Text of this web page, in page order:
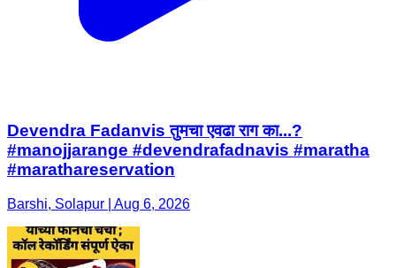
Devendra Fadanvis तुमचा एवढा राग का...?
#manojjarange #devendrafadnavis #maratha
#marathareservation
Barshi, Solapur | Aug 6, 2026